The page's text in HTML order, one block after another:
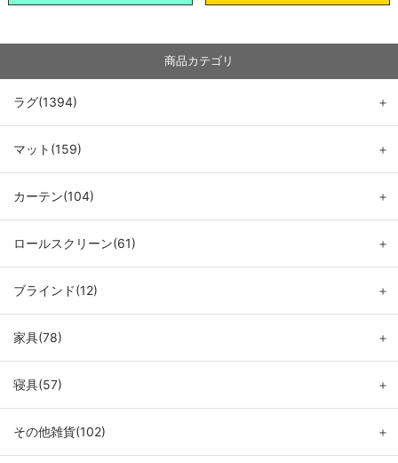
商品カテゴリ
ラグ(1394) ＋
マット(159) ＋
カーテン(104) ＋
ロールスクリーン(61) ＋
ブラインド(12) ＋
家具(78) ＋
寝具(57) ＋
その他雑貨(102) ＋